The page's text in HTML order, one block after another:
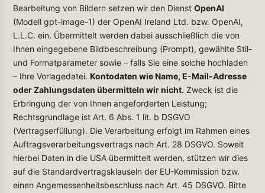
Bearbeitung von Bildern setzen wir den Dienst OpenAI
(Modell gpt-image-1) der OpenAI Ireland Ltd. bzw. OpenAI,
L.L.C. ein. Übermittelt werden dabei ausschließlich die von
Ihnen eingegebene Bildbeschreibung (Prompt), gewählte Stil-
und Formatparameter sowie – falls Sie eine solche hochladen
– Ihre Vorlagedatei. Kontodaten wie Name, E-Mail-Adresse
oder Zahlungsdaten übermitteln wir nicht. Zweck ist die
Erbringung der von Ihnen angeforderten Leistung;
Rechtsgrundlage ist Art. 6 Abs. 1 lit. b DSGVO
(Vertragserfüllung). Die Verarbeitung erfolgt im Rahmen eines
Auftragsverarbeitungsvertrags nach Art. 28 DSGVO. Soweit
hierbei Daten in die USA übermittelt werden, stützen wir dies
auf die Standardvertragsklauseln der EU-Kommission bzw.
einen Angemessenheitsbeschluss nach Art. 45 DSGVO. Bitte